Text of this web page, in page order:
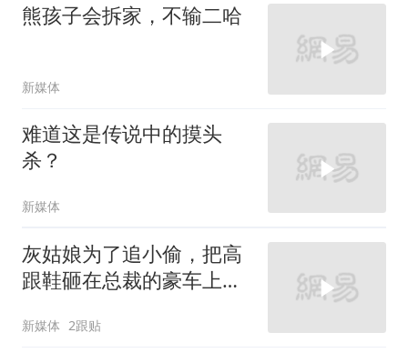
熊孩子会拆家，不输二哈
新媒体
难道这是传说中的摸头
杀？
新媒体
灰姑娘为了追小偷，把高
跟鞋砸在总裁的豪车上，
新媒体 2跟贴